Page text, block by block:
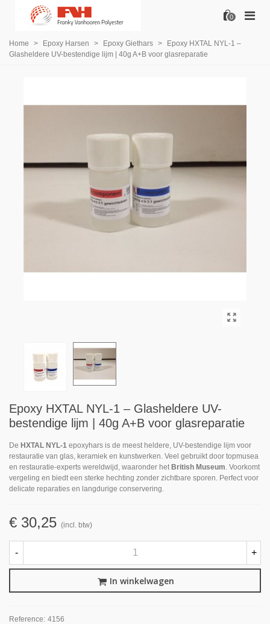
0
Home > Epoxy Harsen > Epoxy Giethars >
Epoxy HXTAL NYL-1 –
Glasheldere UV-bestendige lijm | 40g A+B voor glasreparatie
Epoxy HXTAL NYL-1 – Glasheldere UV-
bestendige lijm | 40g A+B voor glasreparatie
De HXTAL NYL-1 epoxyhars is de meest heldere, UV-bestendige lijm voor
restauratie van glas, keramiek en kunstwerken. Veel gebruikt door topmusea
en restauratie-experts wereldwijd, waaronder het British Museum. Voorkomt
vergeling en biedt een sterke hechting zonder zichtbare sporen. Perfect voor
delicate reparaties en langdurige conservering.
€ 30,25 (incl. btw)
- +
In winkelwagen
Reference: 4156